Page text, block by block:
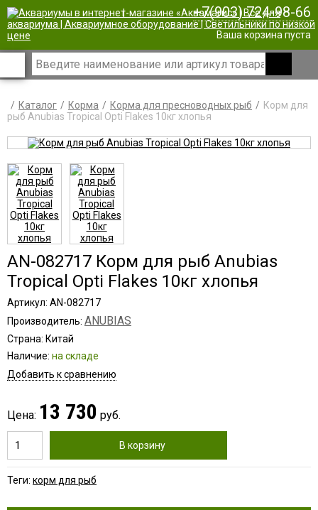
| +7(903) 724-98-66
Ваша корзина пуста
Каталог Корма Корма для пресноводных рыб
Корм для
рыб Anubias Tropical Opti Flakes 10кг хлопья
AN-082717 Корм для рыб Anubias
Tropical Opti Flakes 10кг хлопья
Артикул: AN-082717
Производитель: ANUBIAS
Страна: Китай
Наличие: на складе
Добавить к сравнению
Цена: 13 730 руб.
В корзину
Теги: корм для рыб